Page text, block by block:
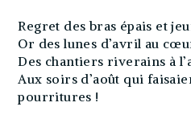
Regret des bras épais et
Or des lunes d’avril au
Des chantiers riverains à
Aux soirs d’août qui
pourritures !